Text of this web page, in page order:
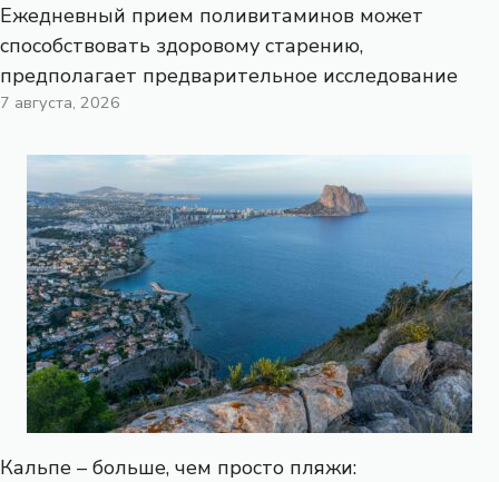
Ежедневный прием поливитаминов может
способствовать здоровому старению,
предполагает предварительное исследование
7 августа, 2026
Кальпе – больше, чем просто пляжи: